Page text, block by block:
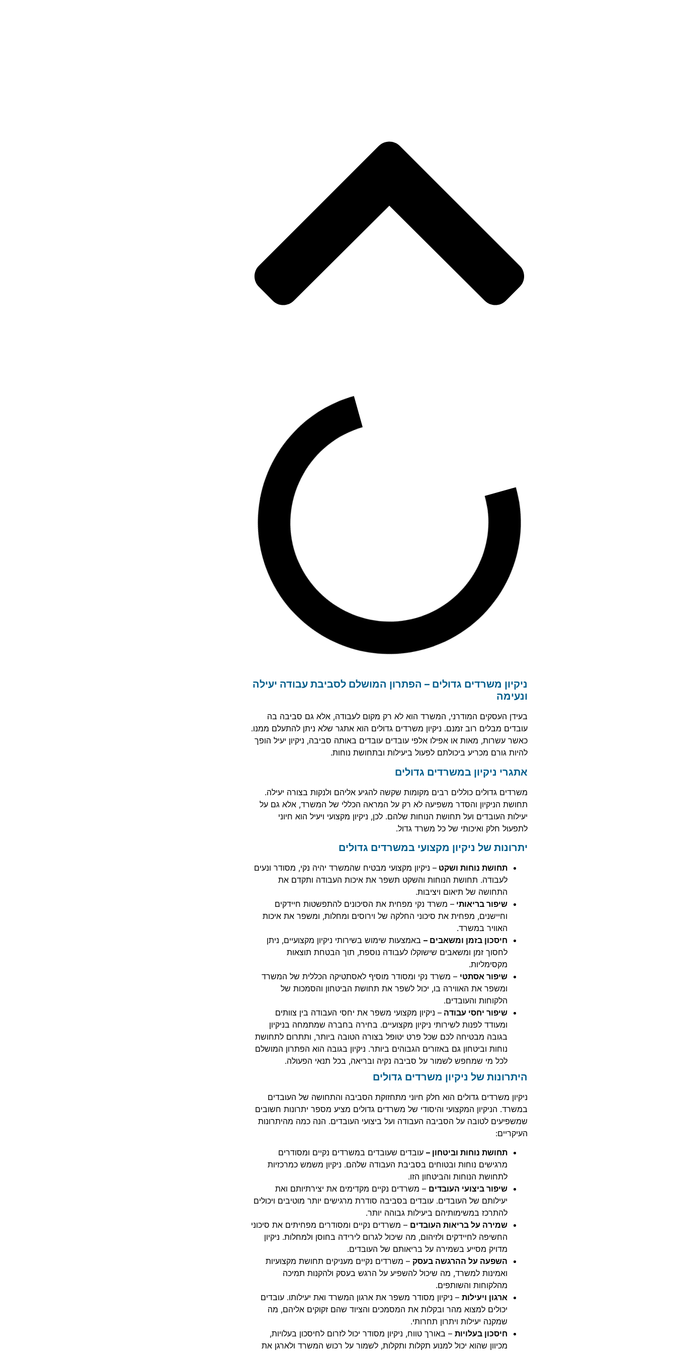
ניקיון משרדים גדולים – הפתרון המושלם לסביבת עבודה יעילה
ונעימה
בעידן העסקים המודרני, המשרד הוא לא רק מקום לעבודה, אלא גם סביבה בה
עובדים מבלים רוב זמנם. ניקיון משרדים גדולים הוא אתגר שלא ניתן להתעלם ממנו.
כאשר עשרות, מאות או אפילו אלפי עובדים עובדים באותה סביבה, ניקיון יעיל הופך
להיות גורם מכריע ביכולתם לפעול ביעילות ובתחושת נוחות.
אתגרי ניקיון במשרדים גדולים
משרדים גדולים כוללים רבים מקומות שקשה להגיע אליהם ולנקות בצורה יעילה.
תחושת הניקיון והסדר משפיעה לא רק על המראה הכללי של המשרד, אלא גם על
יעילות העובדים ועל תחושת הנוחות שלהם. לכן, ניקיון מקצועי ויעיל הוא חיוני
לתפעול חלק ואיכותי של כל משרד גדול.
יתרונות של ניקיון מקצועי במשרדים גדולים
תחושת נוחות ושקט – ניקיון מקצועי מבטיח שהמשרד יהיה נקי, מסודר ונעים
לעבודה. תחושת הנוחות והשקט תשפר את איכות העבודה ותקדם את
התחושה של תיאום ויציבות.
שיפור בריאותי – משרד נקי מפחית את הסיכונים להתפשטות חיידקים
וחיישנים, מפחית את סיכוני החלקה של וירוסים ומחלות, ומשפר את איכות
האוויר במשרד.
חיסכון בזמן ומשאבים – באמצעות שימוש בשירותי ניקיון מקצועיים, ניתן
לחסוך זמן ומשאבים שישוקלו לעבודה נוספת, תוך הבטחת תוצאות
מקסימליות.
שיפור אסתטי – משרד נקי ומסודר מוסיף לאסתטיקה הכללית של המשרד
ומשפר את האווירה בו, יכול לשפר את תחושת הביטחון והסמכות של
הלקוחות והעובדים.
שיפור יחסי עבודה – ניקיון מקצועי משפר את יחסי העבודה בין צוותים
ומעודד לפנות לשירותי ניקיון מקצועיים. בחירה בחברה שמתמחה בניקיון
בגובה מבטיחה לכם שכל פרט יטופל בצורה הטובה ביותר, ותתרום לתחושת
נוחות וביטחון גם באזורים הגבוהים ביותר. ניקיון בגובה הוא הפתרון המושלם
לכל מי שמחפש לשמור על סביבה נקיה ובריאה, בכל תנאי הפעולה.
היתרונות של ניקיון משרדים גדולים
ניקיון משרדים גדולים הוא חלק חיוני מתחזוקת הסביבה והתחושה של העובדים
במשרד. הניקיון המקצועי והיסודי של משרדים גדולים מציע מספר יתרונות חשובים
שמשפיעים לטובה על הסביבה העבודה ועל ביצועי העובדים. הנה כמה מהיתרונות
העיקריים:
תחושת נוחות וביטחון – עובדים שעובדים במשרדים נקיים ומסודרים
מרגישים נוחות ובטוחים בסביבת העבודה שלהם. ניקיון משמש כמרכזיות
לתחושת הנוחות והביטחון הזו.
שיפור ביצועי העובדים – משרדים נקיים מקדימים את יצירתיותם ואת
יעילותם של העובדים. עובדים בסביבה סודרת מרגישים יותר מוטיבים ויכולים
להתרכז במשימותיהם ביעילות גבוהה יותר.
שמירה על בריאות העובדים – משרדים נקיים ומסודרים מפחיתים את סיכוני
החשיפה לחיידקים ולזיהום, מה שיכול לגרום לירידה בחוסן ולמחלות. ניקיון
מדויק מסייע בשמירה על בריאותם של העובדים.
השפעה על ההרגשה בעסק – משרדים נקיים מעניקים תחושת מקצועיות
ואמינות למשרד, מה שיכול להשפיע על הרגש בעסק ולהקנות תמיכה
מהלקוחות והשותפים.
ארגון ויעילות – ניקיון מסודר משפר את ארגון המשרד ואת יעילותו. עובדים
יכולים למצוא מהר ובקלות את המסמכים והציוד שהם זקוקים אליהם, מה
שמקנה יעילות ויתרון תחרותי.
חיסכון בעלויות – באורך טווח, ניקיון מסודר יכול לזרום לחיסכון בעלויות,
מכיוון שהוא יכול למנוע תקלות ותקלות, לשמור על רכוש המשרד ולארגן את